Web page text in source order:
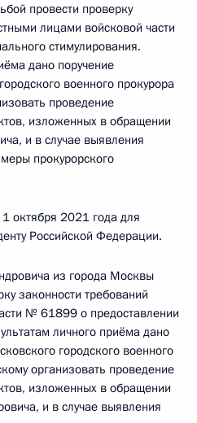
провести проверку
лицами войсковой части
стимулирования.
дано поручение
военного прокурора
проведение
изложенных в обращении
и в случае выявления
прокурорского
октября 2021 года для
Российской Федерации.
из города Москвы
законности требований
№ 61899 о предоставлении
личного приёма дано
городского военного
организовать проведение
изложенных в обращении
и в случае выявления